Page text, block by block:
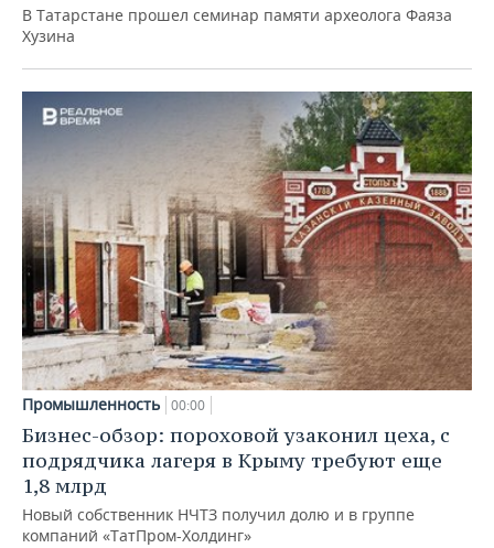
В Татарстане прошел семинар памяти археолога Фаяза
Хузина
Промышленность 00:00
Бизнес-обзор: пороховой узаконил цеха, с
подрядчика лагеря в Крыму требуют еще
1,8 млрд
Новый собственник НЧТЗ получил долю и в группе
компаний «ТатПром-Холдинг»